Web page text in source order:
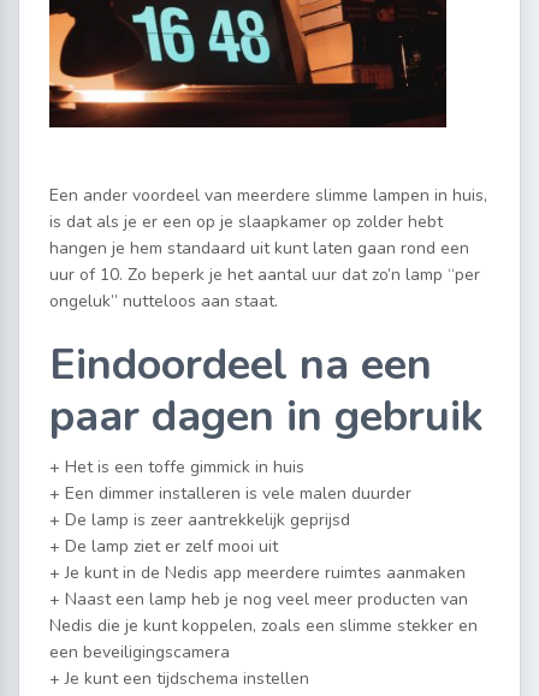
Een ander voordeel van meerdere slimme lampen in huis,
is dat als je er een op je slaapkamer op zolder hebt
hangen je hem standaard uit kunt laten gaan rond een
uur of 10. Zo beperk je het aantal uur dat zo’n lamp “per
ongeluk” nutteloos aan staat.
Eindoordeel na een
paar dagen in gebruik
+ Het is een toffe gimmick in huis
+ Een dimmer installeren is vele malen duurder
+ De lamp is zeer aantrekkelijk geprijsd
+ De lamp ziet er zelf mooi uit
+ Je kunt in de Nedis app meerdere ruimtes aanmaken
+ Naast een lamp heb je nog veel meer producten van
Nedis die je kunt koppelen, zoals een slimme stekker en
een beveiligingscamera
+ Je kunt een tijdschema instellen